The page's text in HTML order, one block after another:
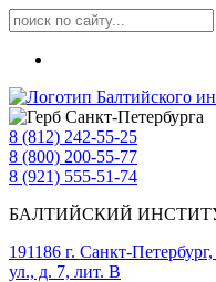
8 (812) 242-55-25
8 (800) 200-55-77
8 (921) 555-51-74
БАЛТИЙСКИЙ
191186 г. Санкт-
ул., д. 7, лит. В